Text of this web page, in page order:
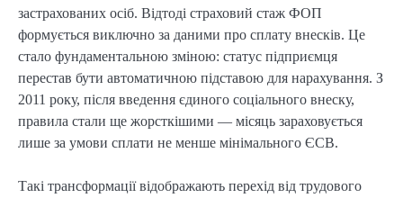
застрахованих осіб. Відтоді страховий стаж ФОП
формується виключно за даними про сплату внесків. Це
стало фундаментальною зміною: статус підприємця
перестав бути автоматичною підставою для нарахування. З
2011 року, після введення єдиного соціального внеску,
правила стали ще жорсткішими — місяць зараховується
лише за умови сплати не менше мінімального ЄСВ.
Такі трансформації відображають перехід від трудового